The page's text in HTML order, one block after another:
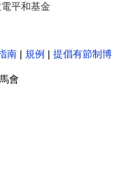
平和基金
南 | 規例 | 提倡有節制博
會